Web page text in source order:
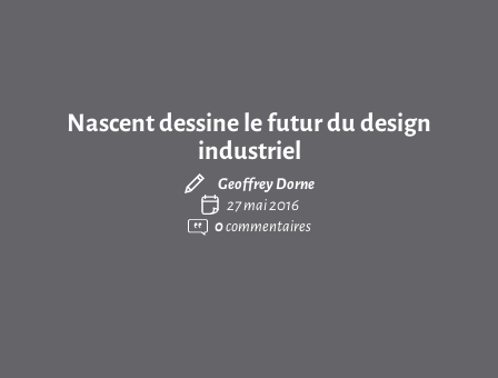
Nascent dessine le futur du design
industriel
Geoffrey Dorne
27 mai 2016
0commentaires